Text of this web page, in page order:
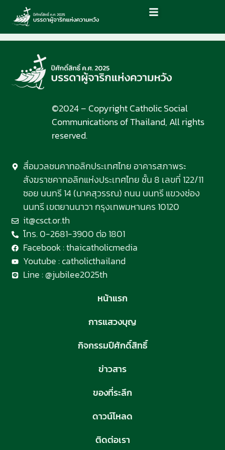
©2024 – Copyright Catholic Social
Communications of Thailand, All rights
reserved.
สื่อมวลชนคาทอลิกประเทศไทย อาคารสภาพระ
สังฆราชคาทอลิกแห่งประเทศไทย ชั้น 8 เลขที่ 122/11
ซอย นนทรี 14 (นาคสุวรรณ) ถนน นนทรี แขวงช่อง
นนทรี เขตยานนาวา กรุงเทพมหานคร 10120
it@csct.or.th
โทร. 0-2681-3900 ต่อ 1801
Facebook : thaicatholicmedia
Youtube : catholicthailand
Line : @jubilee2025th
หน้าแรก
การแสวงบุญ
กิจกรรมปีศักดิ์สิทธิ์
ข่าวสาร
ของที่ระลึก
ดาวน์โหลด
ติดต่อเรา